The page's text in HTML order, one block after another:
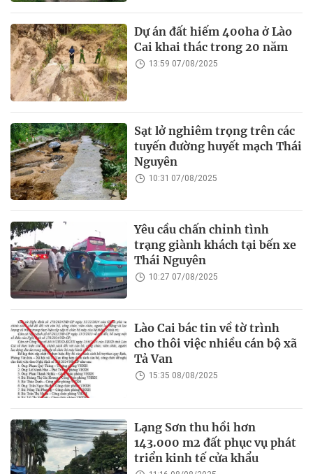
Dự án đất hiếm 400ha ở Lào
Cai khai thác trong 20 năm
13:59 07/08/2025
Sạt lở nghiêm trọng trên các
tuyến đường huyết mạch Thái
Nguyên
10:31 07/08/2025
Yêu cầu chấn chỉnh tình
trạng giành khách tại bến xe
Thái Nguyên
10:27 07/08/2025
Lào Cai bác tin về tờ trình
cho thôi việc nhiều cán bộ xã
Tả Van
15:35 08/08/2025
Lạng Sơn thu hồi hơn
143.000 m2 đất phục vụ phát
triển kinh tế cửa khẩu